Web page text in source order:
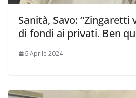
Sanità, Savo: “Zingaretti
di fondi ai privati. Ben
6 Aprile 2024